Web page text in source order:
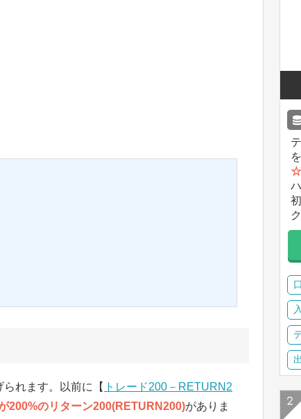
れます。以前に【 トレード200－RETURN2
200%のリターン200(RETURN200)がありま
☆